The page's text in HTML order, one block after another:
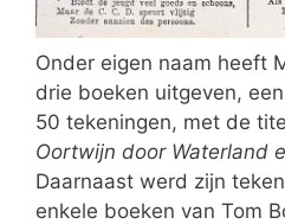
Onder eigen naam heeft
drie boeken uitgeven,
50 tekeningen, met de
Oortwijn door Waterland
Daarnaast werd zijn
enkele boeken van Tom